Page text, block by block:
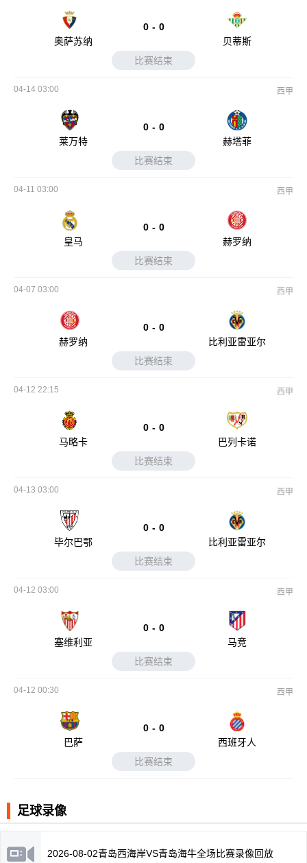
奥萨苏纳
0 - 0
贝蒂斯
比赛结束
04-14 03:00 西甲
莱万特
0 - 0
赫塔菲
比赛结束
04-11 03:00 西甲
皇马
0 - 0
赫罗纳
比赛结束
04-07 03:00 西甲
赫罗纳
0 - 0
比利亚雷亚尔
比赛结束
04-12 22:15 西甲
马略卡
0 - 0
巴列卡诺
比赛结束
04-13 03:00 西甲
毕尔巴鄂
0 - 0
比利亚雷亚尔
比赛结束
04-12 03:00 西甲
塞维利亚
0 - 0
马竞
比赛结束
04-12 00:30 西甲
巴萨
0 - 0
西班牙人
比赛结束
足球录像
2026-08-02青岛西海岸VS青岛海牛全场比赛录像回放